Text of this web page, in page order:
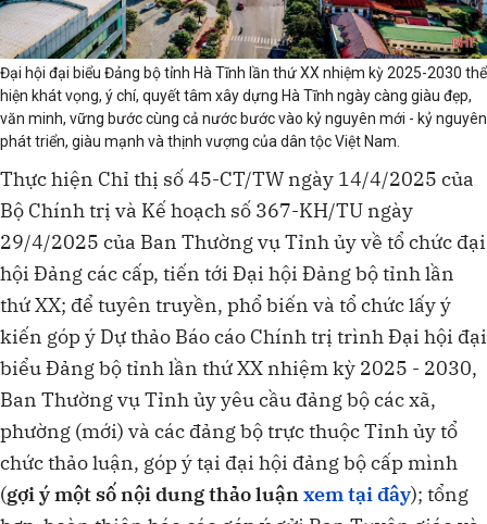
Đại hội đại biểu Đảng bộ tỉnh Hà Tĩnh lần thứ XX nhiệm kỳ 2025-2030 thể
hiện khát vọng, ý chí, quyết tâm xây dựng Hà Tĩnh ngày càng giàu đẹp,
văn minh, vững bước cùng cả nước bước vào kỷ nguyên mới - kỷ nguyên
phát triển, giàu mạnh và thịnh vượng của dân tộc Việt Nam.
Thực hiện Chỉ thị số 45-CT/TW ngày 14/4/2025 của
Bộ Chính trị và Kế hoạch số 367-KH/TU ngày
29/4/2025 của Ban Thường vụ Tỉnh ủy về tổ chức đại
hội Đảng các cấp, tiến tới Đại hội Đảng bộ tỉnh lần
thứ XX; để tuyên truyền, phổ biến và tổ chức lấy ý
kiến góp ý Dự thảo Báo cáo Chính trị trình Đại hội đại
biểu Đảng bộ tỉnh lần thứ XX nhiệm kỳ 2025 - 2030,
Ban Thường vụ Tỉnh ủy yêu cầu đảng bộ các xã,
phường (mới) và các đảng bộ trực thuộc Tỉnh ủy tổ
chức thảo luận, góp ý tại đại hội đảng bộ cấp mình
(gợi ý một số nội dung thảo luậnxem tại đây); tổng